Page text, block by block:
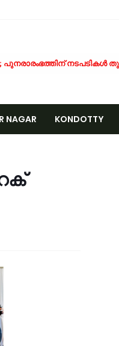
നടപടികള്‍
അബ്ദുള്ള മൗലവി (പി.എ.
വിമാനങ്ങളുടെ
‘സഹജീവനം’
മുഅല്ലിം സമ്മേളന
നേതൃത്വത്തിൽ
നൽകണം;
റെഡ് അലർട്ട്
NAGAR KONDOTTY